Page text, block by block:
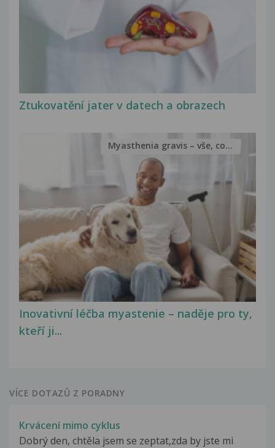
Ztukovatění jater v datech a obrazech
Inovativní léčba myastenie – naděje pro ty,
kteří ji...
Myasthenia gravis – vše, co...
VÍCE DOTAZŮ Z PORADNY
Krvácení mimo cyklus
Dobrý den, chtěla jsem se zeptat,zda by jste mi